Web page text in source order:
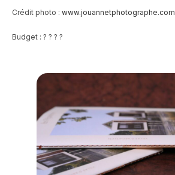
Crédit photo : www.jouannetphotographe.com
Budget : ? ? ? ?